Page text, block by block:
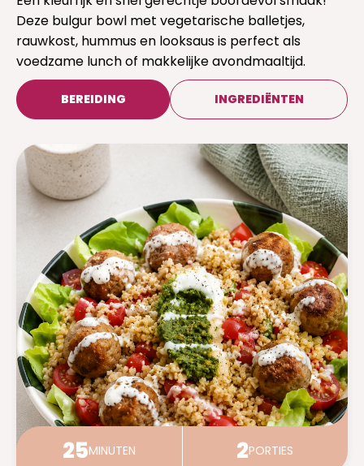
SCHRIJF HIER (GRATIS) IN
Deze bulgur bowl met vegetarische balletjes,
rauwkost, hummus en looksaus is perfect als
voedzame lunch of makkelijke avondmaaltijd.
BEREIDING INGREDIËNTEN
25MINUTEN 2PORTIES